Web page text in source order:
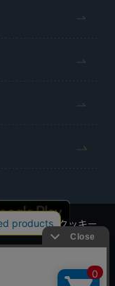
上のためにクッキー
、クッキーの使用に